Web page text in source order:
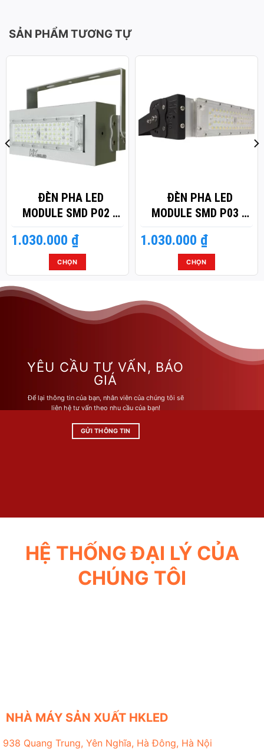
SẢN PHẨM TƯƠNG TỰ
ĐÈN PHA LED
MODULE SMD P02 –
CÔNG SUẤT 50W
1.030.000 ₫
CHỌN
Sản
có
nhiều
Các
có
thể
được
chọn
ĐÈN PHA LED
MODULE SMD P03 –
CÔNG SUẤT 50W
1.030.000 ₫
CHỌN
Sản
nhiều
biến
thể.
YÊU CẦU TƯ VẤN, BÁO
GIÁ
Để lại thông tin của bạn, nhân viên của chúng tôi sẽ
liên hệ tư vấn theo nhu cầu của bạn!
GỬI THÔNG TIN
HỆ THỐNG ĐẠI LÝ CỦA
CHÚNG TÔI
NHÀ MÁY SẢN XUẤT HKLED
938 Quang Trung, Yên Nghĩa, Hà Đông, Hà Nội